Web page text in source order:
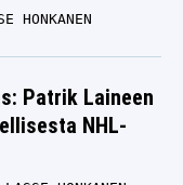
HONKANEN
Patrik Laineen
NHL-